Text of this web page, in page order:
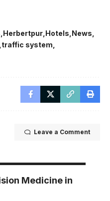
Herbertpur Hotels News
traffic system
Leave a Comment
Medicine in